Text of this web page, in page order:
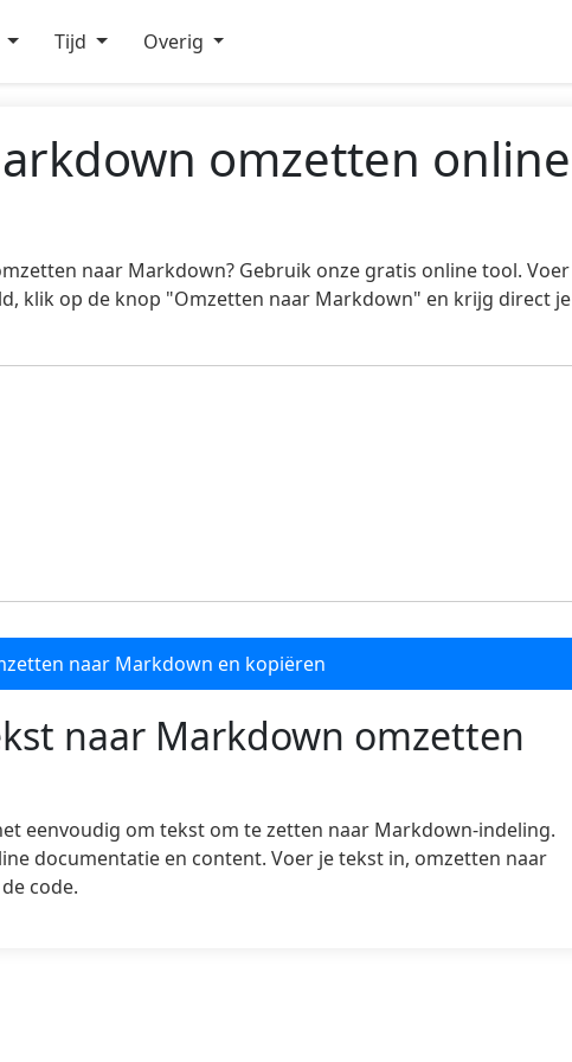
Tijd Overig
omzetten online
naar Markdown? Gebruik onze gratis online tool. Voer
klik op de knop "Omzetten naar Markdown" en krijg direct je
naar Markdown en kopiëren
naar Markdown omzetten
eenvoudig om tekst om te zetten naar Markdown-indeling.
documentatie en content. Voer je tekst in, omzetten naar
code.